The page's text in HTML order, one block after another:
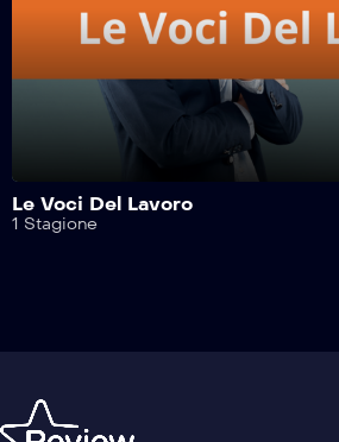
Safe Drive – 217^ Puntata
Safe Drive – 216^ Puntata
Le Voci Del Lavoro
1 Stagione